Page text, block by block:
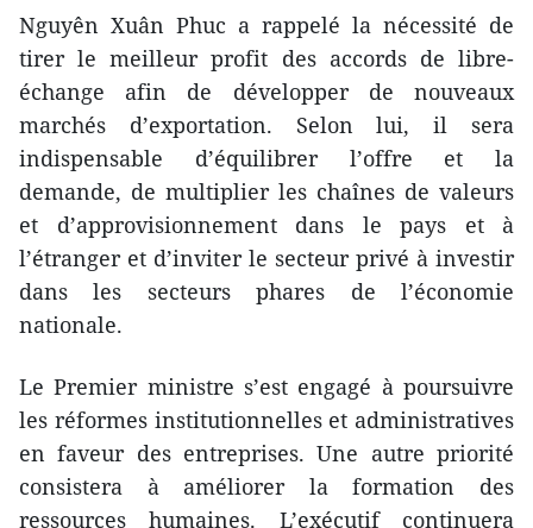
Nguyên Xuân Phuc a rappelé la nécessité de
tirer le meilleur profit des accords de libre-
échange afin de développer de nouveaux
marchés d’exportation. Selon lui, il sera
indispensable d’équilibrer l’offre et la
demande, de multiplier les chaînes de valeurs
et d’approvisionnement dans le pays et à
l’étranger et d’inviter le secteur privé à investir
dans les secteurs phares de l’économie
nationale.
Le Premier ministre s’est engagé à poursuivre
les réformes institutionnelles et administratives
en faveur des entreprises. Une autre priorité
consistera à améliorer la formation des
ressources humaines. L’exécutif continuera